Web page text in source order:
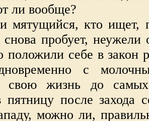
ли вообще?
мятущийся, кто ищет,
пробует,
положили себе в закон
с
свою жизнь до
после захода
можно ли,